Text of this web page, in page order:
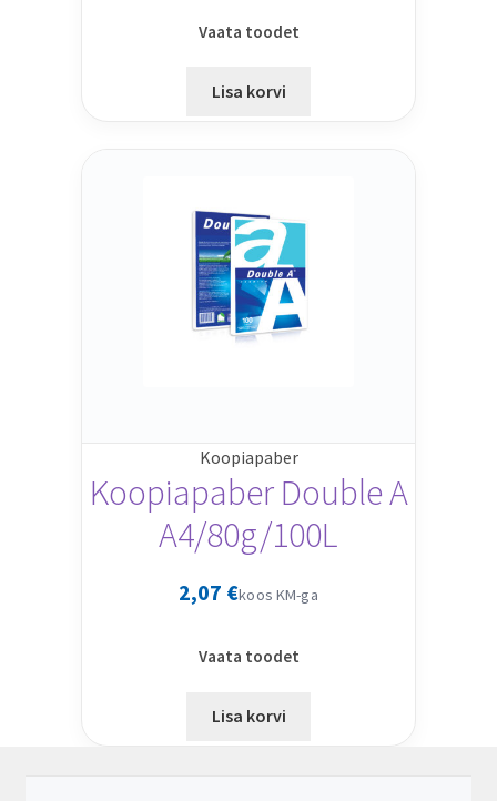
Vaata toodet
Lisa korvi
Koopiapaber
Koopiapaber Double A
A4/80g/100L
2,07 €koos KM-ga
Vaata toodet
Lisa korvi